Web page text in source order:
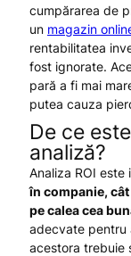
cumpărarea de
un magazin
rentabilitatea
fost ignorate.
pară a fi mai
putea cauza
De ce
analiză?
Analiza ROI este
în companie,
pe calea cea
adecvate pentru
acestora trebuie